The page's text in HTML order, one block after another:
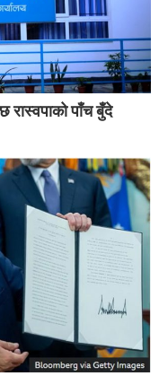
रास्वपाको पाँच बुँदे